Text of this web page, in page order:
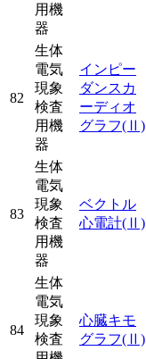
用機
器
82
生体
電気
現象
検査
用機
器
インピー
ダンスカ
ーディオ
グラフ(Ⅱ)
83
生体
電気
現象
検査
用機
器
ベクトル
心電計(Ⅱ)
84
生体
電気
現象
検査
心臓キモ
グラフ(Ⅱ)